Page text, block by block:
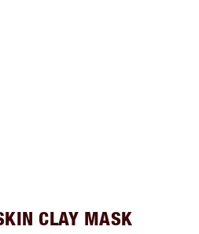
CLAY MASK